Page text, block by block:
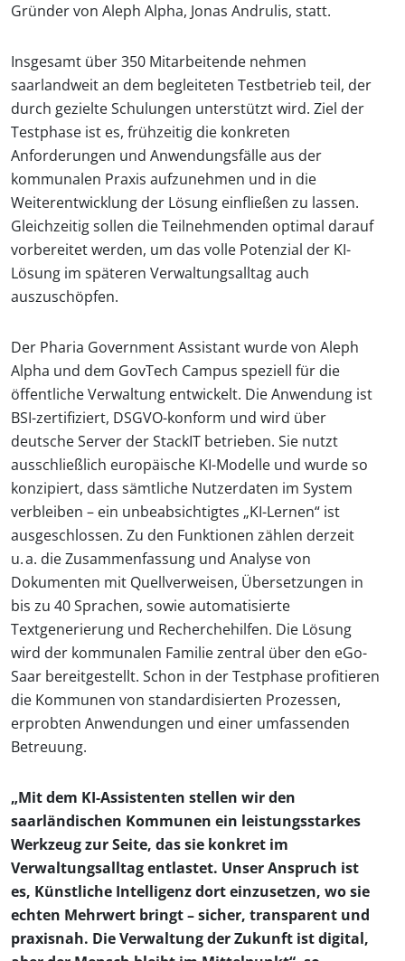
Gründer von Aleph Alpha, Jonas Andrulis, statt.
Insgesamt über 350 Mitarbeitende nehmen
saarlandweit an dem begleiteten Testbetrieb teil, der
durch gezielte Schulungen unterstützt wird. Ziel der
Testphase ist es, frühzeitig die konkreten
Anforderungen und Anwendungsfälle aus der
kommunalen Praxis aufzunehmen und in die
Weiterentwicklung der Lösung einfließen zu lassen.
Gleichzeitig sollen die Teilnehmenden optimal darauf
vorbereitet werden, um das volle Potenzial der KI-
Lösung im späteren Verwaltungsalltag auch
auszuschöpfen.
Der Pharia Government Assistant wurde von Aleph
Alpha und dem GovTech Campus speziell für die
öffentliche Verwaltung entwickelt. Die Anwendung ist
BSI-zertifiziert, DSGVO-konform und wird über
deutsche Server der StackIT betrieben. Sie nutzt
ausschließlich europäische KI-Modelle und wurde so
konzipiert, dass sämtliche Nutzerdaten im System
verbleiben – ein unbeabsichtigtes „KI-Lernen“ ist
ausgeschlossen. Zu den Funktionen zählen derzeit
u. a. die Zusammenfassung und Analyse von
Dokumenten mit Quellverweisen, Übersetzungen in
bis zu 40 Sprachen, sowie automatisierte
Textgenerierung und Recherchehilfen. Die Lösung
wird der kommunalen Familie zentral über den eGo-
Saar bereitgestellt. Schon in der Testphase profitieren
die Kommunen von standardisierten Prozessen,
erprobten Anwendungen und einer umfassenden
Betreuung.
„Mit dem KI-Assistenten stellen wir den
saarländischen Kommunen ein leistungsstarkes
Werkzeug zur Seite, das sie konkret im
Verwaltungsalltag entlastet. Unser Anspruch ist
es, Künstliche Intelligenz dort einzusetzen, wo sie
echten Mehrwert bringt – sicher, transparent und
praxisnah. Die Verwaltung der Zukunft ist digital,